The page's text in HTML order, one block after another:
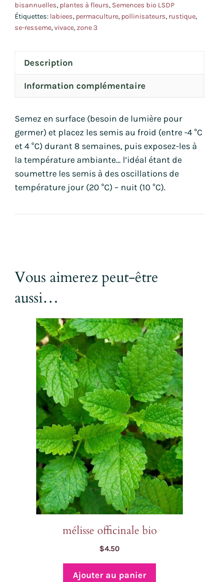
bisannuelles, plantes à fleurs, Semences bio LSDP
Étiquettes: labiees, permaculture, pollinisateurs, rustique,
se-resseme,vivace,zone 3
Description
Information complémentaire
Semez en surface (besoin de lumière pour
germer) et placez les semis au froid (entre -4 °C
et 4 °C) durant 8 semaines, puis exposez-les à
la température ambiante… l’idéal étant de
soumettre les semis à des oscillations de
température jour (20 °C) – nuit (10 °C).
Vous aimerez peut-être
aussi…
mélisse officinale bio
$4.50
Ajouter au panier